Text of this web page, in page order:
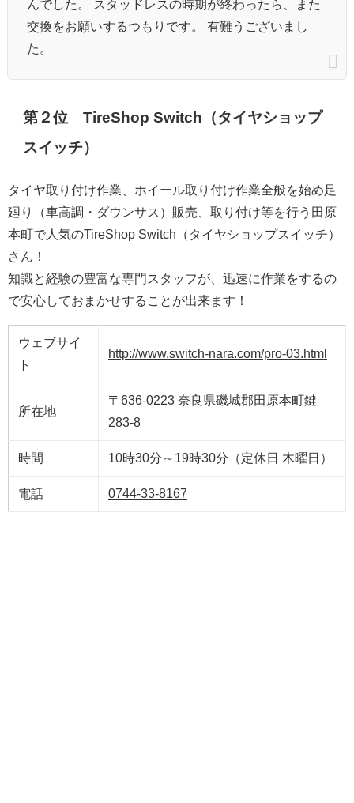
んでした。 スタッドレスの時期が終わったら、また
交換をお願いするつもりです。 有難うございまし
た。
第２位 TireShop Switch（タイヤショップ
スイッチ）
タイヤ取り付け作業、ホイール取り付け作業全般を始め足
廻り（車高調・ダウンサス）販売、取り付け等を行う田原
本町で人気のTireShop Switch（タイヤショップスイッチ）
さん！
知識と経験の豊富な専門スタッフが、迅速に作業をするの
で安心しておまかせすることが出来ます！
ウェブサイ
ト
http://www.switch-nara.com/pro-03.html
所在地
〒636-0223 奈良県磯城郡田原本町鍵
283-8
時間 10時30分～19時30分（定休日 木曜日）
電話 0744-33-8167